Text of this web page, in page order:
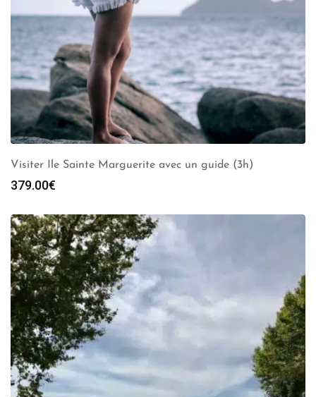
Visiter Ile Sainte Marguerite avec un guide (3h)
379.00€